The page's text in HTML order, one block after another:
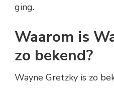
ging.
Waarom is
zo bekend?
Wayne Gretzky is zo